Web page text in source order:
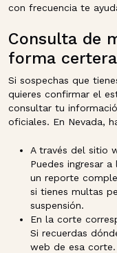
con frecuencia te
Consulta de
forma certera
Si sospechas que
quieres confirmar el
consultar tu
oficiales. En Nevada,
A través del sitio
Puedes ingresar
un reporte
si tienes multas
suspensión.
En la corte
Si recuerdas
web de esa